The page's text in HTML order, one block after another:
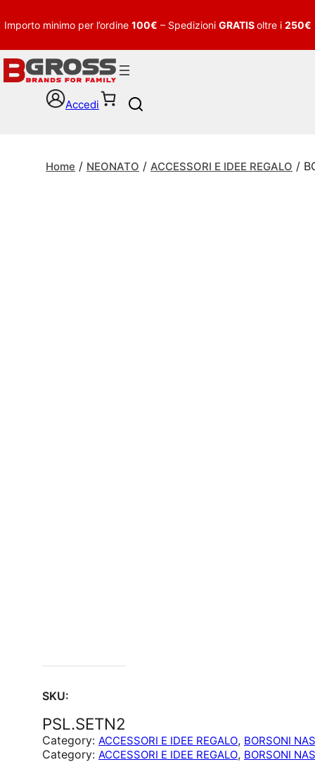
Importo minimo per l’ordine 100€ – Spedizioni GRATISoltre i 250€
Accedi
c
Home / NEONATO / ACCESSORI E IDEE REGALO /
SKU:
PSL.SETN2
Category: ACCESSORI E IDEE REGALO, BORSONI
Category: ACCESSORI E IDEE REGALO, BORSONI